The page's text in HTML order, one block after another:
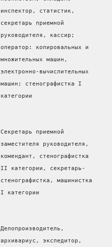
инспектор, статистик,
секретарь приемной
руководителя, кассир;
оператор: копировальных и
множительных машин,
электронно-вычислительных
машин; стенографистка I
категории
Секретарь приемной
заместителя руководителя,
комендант, стенографистка
II категории, секретарь-
стенографистка, машинистка
I категории
Делопроизводитель,
архивариус, экспедитор,